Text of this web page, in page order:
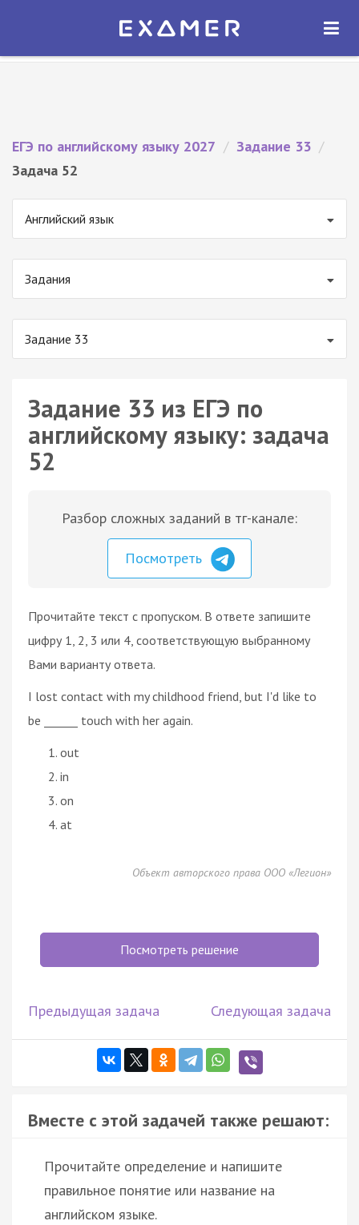
Экзамер — ЕГЭ 2027
ОТКРЫТЬ
ЕГЭ по английскому языку 2027 / Задание 33 /
Задача 52
Английский язык
Задания
Задание 33
Задание 33 из ЕГЭ по
английскому языку: задача
52
Разбор сложных заданий в тг-канале:
Посмотреть
Прочитайте текст с пропуском. В ответе запишите
цифру 1, 2, 3 или 4, соответствующую выбранному
Вами варианту ответа.
I lost contact with my childhood friend, but I'd like to
be ______ touch with her again.
out
in
on
at
Объект авторского права ООО «Легион»
Посмотреть решение
Предыдущая задача Следующая задача
Вместе с этой задачей также решают:
Прочитайте определение и напишите
правильное понятие или название на
английском языке.